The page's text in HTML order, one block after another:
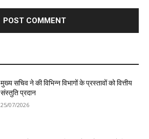
मुख्य सचिव ने की विभिन्न विभागों के प्रस्तावों को वित्तीय
संस्तुति प्रदान
25/07/2026